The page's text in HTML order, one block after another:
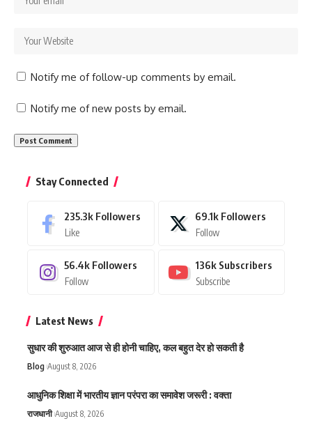
Notify me of follow-up comments by email.
Notify me of new posts by email.
Stay Connected
235.3k Followers
Like
69.1k Followers
Follow
56.4k Followers
Follow
136k Subscribers
Subscribe
Latest News
सुधार की शुरुआत आज से ही होनी चाहिए, कल बहुत देर हो सकती है
Blog August 8, 2026
आधुनिक शिक्षा में भारतीय ज्ञान परंपरा का समावेश जरूरी : वक्ता
राजधानी August 8, 2026